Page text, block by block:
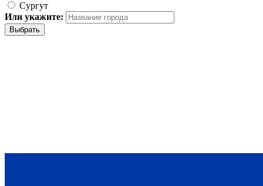
Сургут
Или укажите: